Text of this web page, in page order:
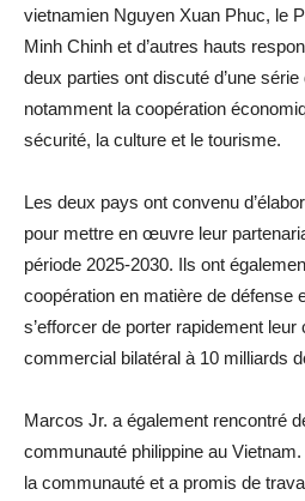
vietnamien Nguyen Xuan Phuc, le
Minh Chinh et d’autres hauts
deux parties ont discuté d’une
notamment la coopération
sécurité, la culture et le tourisme.
Les deux pays ont convenu
pour mettre en œuvre leur
période 2025-2030. Ils ont
coopération en matière de défense
s’efforcer de porter rapidement leur
commercial bilatéral à 10 milliards
Marcos Jr. a également rencontré
communauté philippine au
la communauté et a promis de